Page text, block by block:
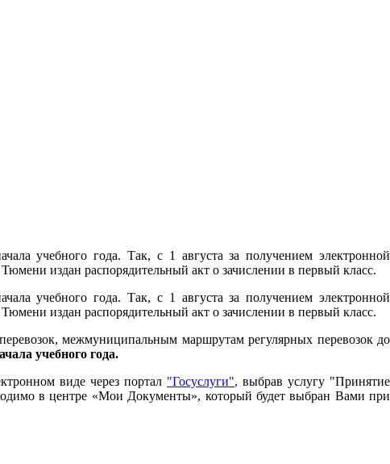
учебного года. Так, с 1 августа за получением электронной
издан распорядительный акт о зачислении в первый класс.
учебного года. Так, с 1 августа за получением электронной
издан распорядительный акт о зачислении в первый класс.
межмуниципальным маршрутам регулярных перевозок до
учебного года.
виде через портал "Госуслуги", выбрав услугу "Принятие
в центре «Мои Документы», который будет выбран Вами при